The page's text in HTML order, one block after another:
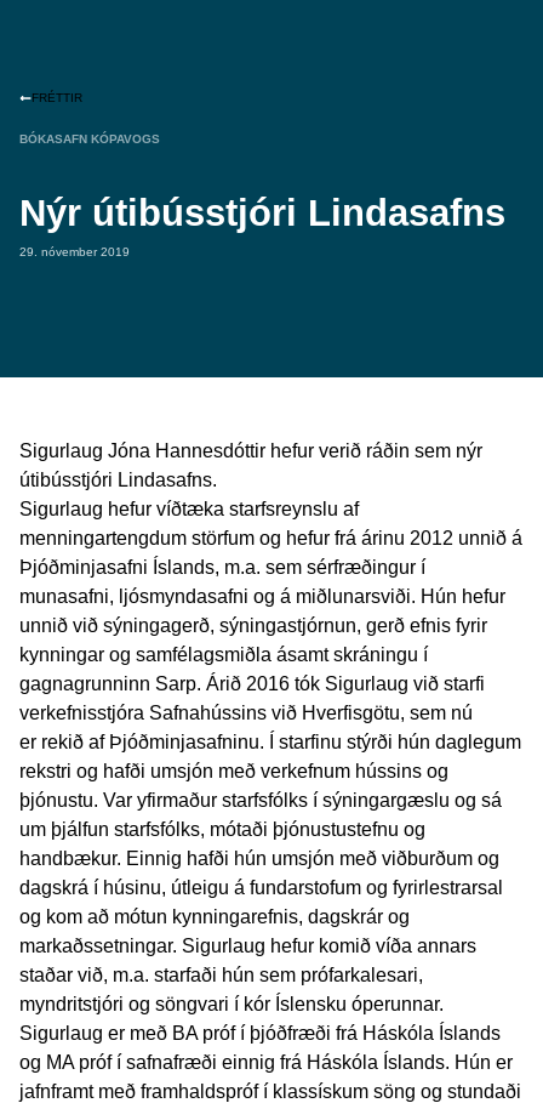
FRÉTTIR
BÓKASAFN KÓPAVOGS
Nýr útibússtjóri Lindasafns
29. nóvember 2019
Sigurlaug Jóna Hannesdóttir hefur verið ráðin sem nýr
útibússtjóri Lindasafns.
Sigurlaug hefur víðtæka starfsreynslu af
menningartengdum störfum og hefur frá árinu 2012 unnið á
Þjóðminjasafni Íslands, m.a. sem sérfræðingur í
munasafni, ljósmyndasafni og á miðlunarsviði. Hún hefur
unnið við sýningagerð, sýningastjórnun, gerð efnis fyrir
kynningar og samfélagsmiðla ásamt skráningu í
gagnagrunninn Sarp. Árið 2016 tók Sigurlaug við starfi
verkefnisstjóra Safnahússins við Hverfisgötu, sem nú
er rekið af Þjóðminjasafninu. Í starfinu stýrði hún daglegum
rekstri og hafði umsjón með verkefnum hússins og
þjónustu. Var yfirmaður starfsfólks í sýningargæslu og sá
um þjálfun starfsfólks, mótaði þjónustustefnu og
handbækur. Einnig hafði hún umsjón með viðburðum og
dagskrá í húsinu, útleigu á fundarstofum og fyrirlestrarsal
og kom að mótun kynningarefnis, dagskrár og
markaðssetningar. Sigurlaug hefur komið víða annars
staðar við, m.a. starfaði hún sem prófarkalesari,
myndritstjóri og söngvari í kór Íslensku óperunnar.
Sigurlaug er með BA próf í þjóðfræði frá Háskóla Íslands
og MA próf í safnafræði einnig frá Háskóla Íslands. Hún er
jafnframt með framhaldspróf í klassískum söng og stundaði